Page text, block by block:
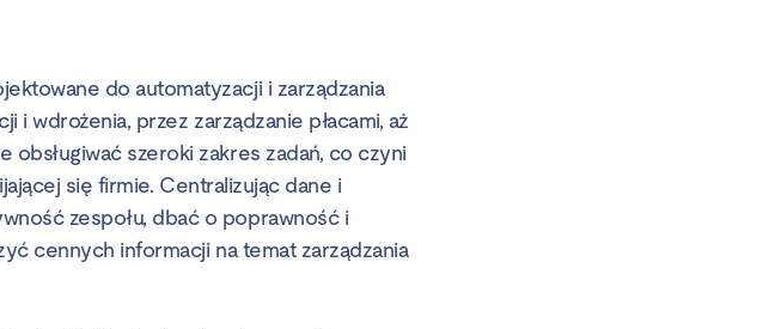
do automatyzacji i zarządzania
wdrożenia, przez zarządzanie płacami, aż
szeroki zakres zadań, co czyni
się firmie. Centralizując dane i
zespołu, dbać o poprawność i
cennych informacji na temat zarządzania